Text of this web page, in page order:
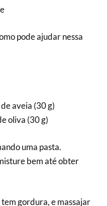
pode ajudar nessa
aveia (30 g)
oliva (30 g)
uma pasta.
bem até obter
gordura, e massajar